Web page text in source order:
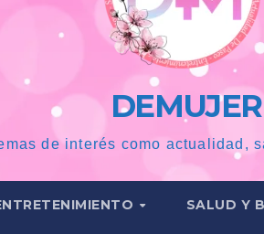
de interés como actualidad,
SALUD Y